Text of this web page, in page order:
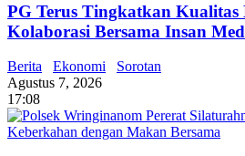
PG Terus Tingkatkan
Kolaborasi Bersama Insan
Berita Ekonomi
Sorotan
Agustus 7, 2026
17:08